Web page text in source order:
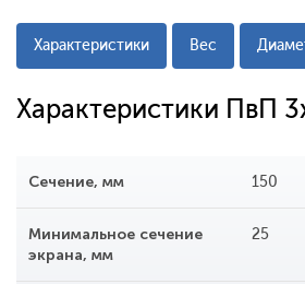
Характеристики Вес
Характеристики ПвП
Сечение, мм 150
Минимальное сечение
экрана, мм
25